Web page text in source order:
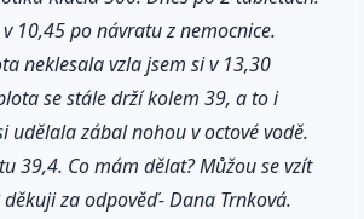
10,45 po návratu z nemocnice.
neklesala vzla jsem si v 13,30
se stále drží kolem 39, a to i
udělala zábal nohou v octové vodě.
39,4. Co mám dělat? Můžou se vzít
za odpověď- Dana Trnková.